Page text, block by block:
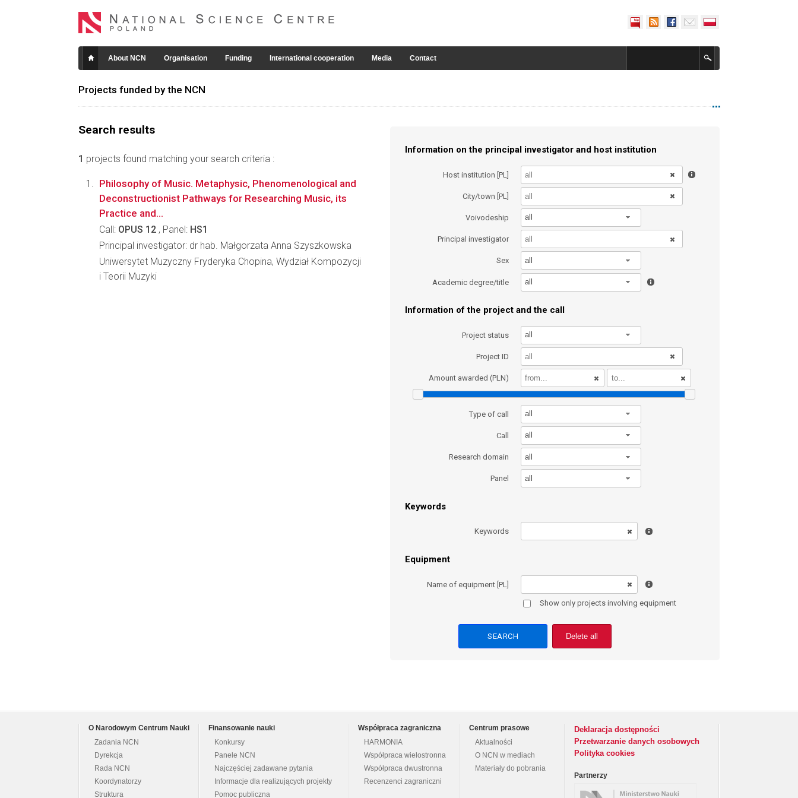
About NCN Organisation Funding International cooperation Media Contact
Projects funded by the NCN
Search results
1 projects found matching your search criteria :
Information on the principal investigator and host institution
Host institution [PL]
City/town [PL]
Voivodeship all
Principal investigator
Sex all
Academic degree/title all
Information of the project and the call
Project status all
Project ID
Amount awarded (PLN)
Type of call all
Call all
Research domain all
Panel all
Keywords
Keywords
Equipment
Name of equipment [PL]
Show only projects involving equipment
Delete all
Philosophy of Music. Metaphysic, Phenomenological and
Deconstructionist Pathways for Researching Music, its
Practice and...
Call: OPUS 12 , Panel: HS1
Principal investigator: dr hab. Małgorzata Anna Szyszkowska
Uniwersytet Muzyczny Fryderyka Chopina, Wydział Kompozycji
i Teorii Muzyki
O Narodowym Centrum Nauki
Zadania NCN
Dyrekcja
Rada NCN
Koordynatorzy
Struktura
Finansowanie nauki
Konkursy
Panele NCN
Najczęściej zadawane pytania
Informacje dla realizujących projekty
Pomoc publiczna
Współpraca zagraniczna
HARMONIA
Współpraca wielostronna
Współpraca dwustronna
Recenzenci zagraniczni
Centrum prasowe
Aktualności
O NCN w mediach
Materiały do pobrania
Deklaracja dostępności
Przetwarzanie danych osobowych
Polityka cookies
Partnerzy